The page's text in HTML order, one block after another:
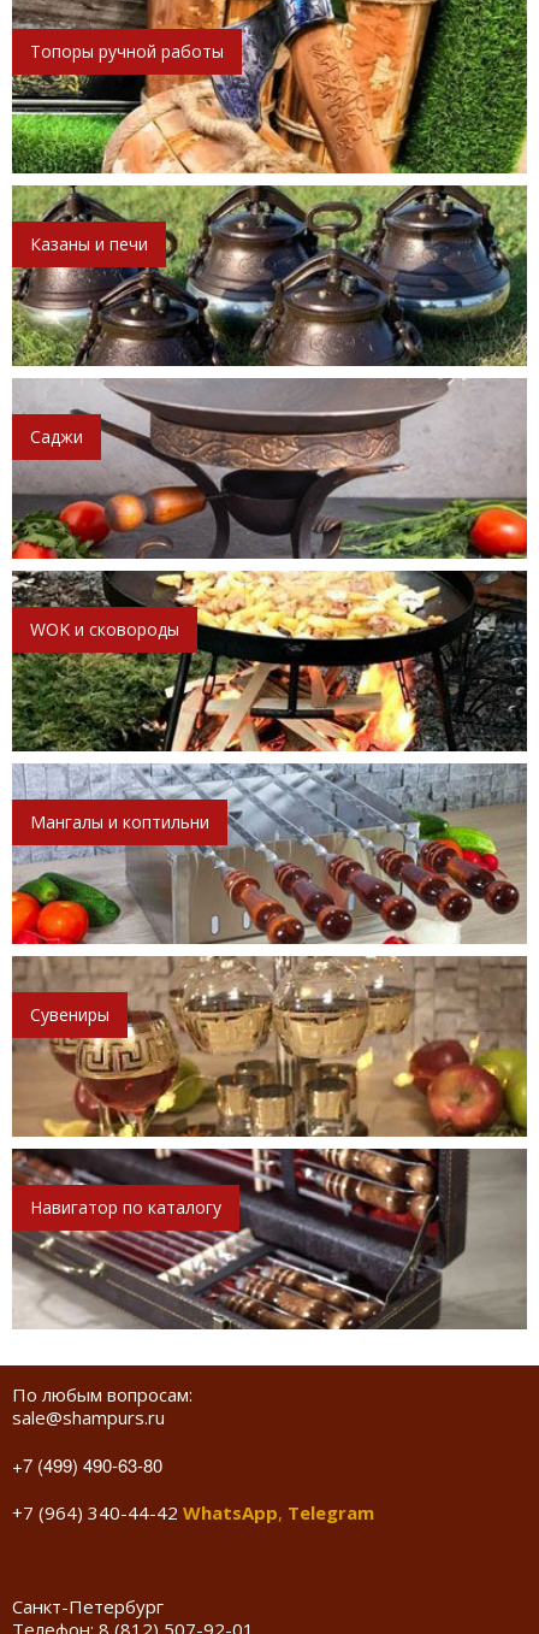
Топоры ручной работы
Казаны и печи
Саджи
WOK и сковороды
Мангалы и коптильни
Сувениры
Навигатор по каталогу
По любым вопросам:
sale@shampurs.ru
+7 (499) 490-63-80
+7 (964) 340-44-42 WhatsApp, Telegram
Санкт-Петербург
Телефон: 8 (812) 507-92-01